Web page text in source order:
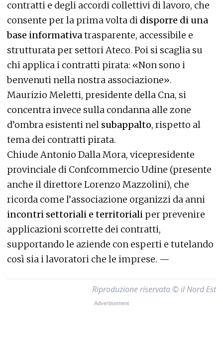
contratti e degli accordi collettivi di lavoro, che
consente per la prima volta di disporre di una
base informativatrasparente, accessibile e
strutturata per settori Ateco. Poi si scaglia su
chi applica i contratti pirata: «Non sono i
benvenuti nella nostra associazione».
Maurizio Meletti, presidente della Cna, si
concentra invece sulla condanna alle zone
d’ombra esistenti nel subappalto, rispetto al
tema dei contratti pirata.
Chiude Antonio Dalla Mora, vicepresidente
provinciale di Confcommercio Udine (presente
anche il direttore Lorenzo Mazzolini), che
ricorda come l’associazione organizzi da anni
incontri settoriali e territoriali per prevenire
applicazioni scorrette dei contratti,
supportando le aziende con esperti e tutelando
così sia i lavoratori che le imprese. —
Riproduzione riservata © il Nord Est